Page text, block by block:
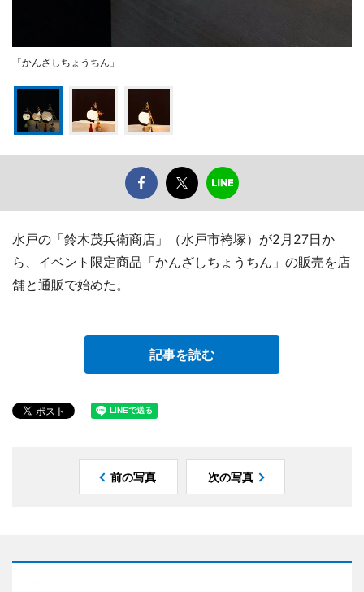
「かんざしちょうちん」
水戸の「鈴木茂兵衛商店」（水戸市袴塚）が2月27日か
ら、イベント限定商品「かんざしちょうちん」の販売を店
舗と通販で始めた。
記事を読む
前の写真 次の写真